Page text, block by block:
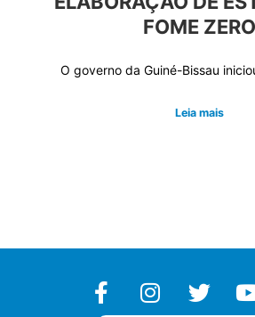
FOME ZERO
O governo da Guiné-Bissau
Leia mais